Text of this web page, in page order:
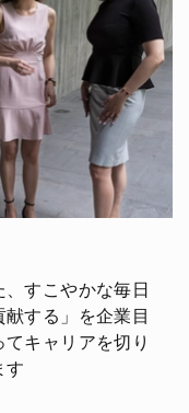
すこやかな毎日
する」を企業目
キャリアを切り
す